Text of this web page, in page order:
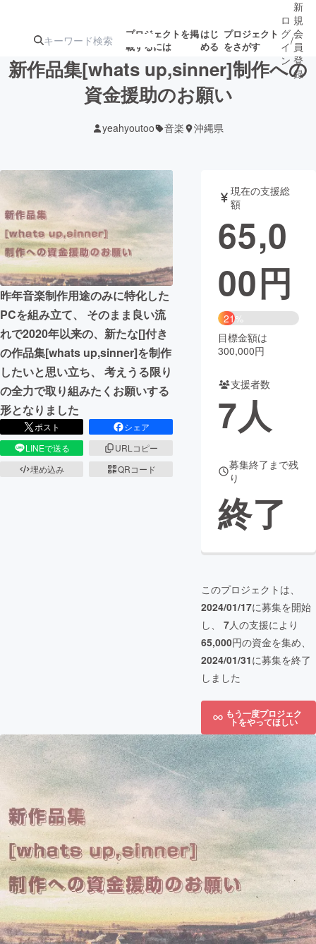
プロジェクトを掲
載するには
はじ
める
プロジェクト
をさがす
注目の新着プロ
ジェクト
募集終了が近いプ
ロジェクト
アート・写真 音楽
テクノロジー・ガジェット ゲーム・
映像・映画 書籍・雑誌
ビジネス・起業 チャレンジ
まちづくり・地域活性化
CAMPFIRE for Social Good
CAMPFIRE Creation
CAMPFIREふるさと納税
コミュニティ
ロ
グ
イ
ン
/
新
規
会
員
登
録
新作品集[whats up,sinner]制作への
資金援助のお願い
yeahyoutoo 音楽 沖縄県
昨年音楽制作用途のみに特化した
PCを組み立て、 そのまま良い流
れで2020年以来の、新たな[]付き
の作品集[whats up,sinner]を制作
したいと思い立ち、 考えうる限り
の全力で取り組みたくお願いする
形となりました
ポスト
シェア
LINEで送る
URLコピー
埋め込み
QRコード
現在の支援総
額
65,0
00円
21%
目標金額は
300,000円
支援者数
7人
募集終了まで残
り
終了
このプロジェクトは、
2024/01/17に募集を開始
し、 7人の支援により
65,000円の資金を集め、
2024/01/31に募集を終了
しました
もう一度プロジェク
トをやってほしい